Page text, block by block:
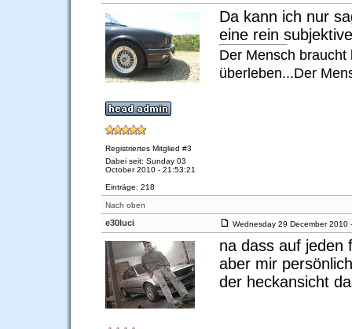
Registriertes Mitglied #3
Dabei seit: Sunday 03
October 2010 - 21:53:21
Einträge: 218
Da kann ich nur
eine rein
Der Mensch
überleben...Der
Nach oben
e30luci Wednesday 29 December 2010
na dass auf jeden
aber mir
der heckansicht